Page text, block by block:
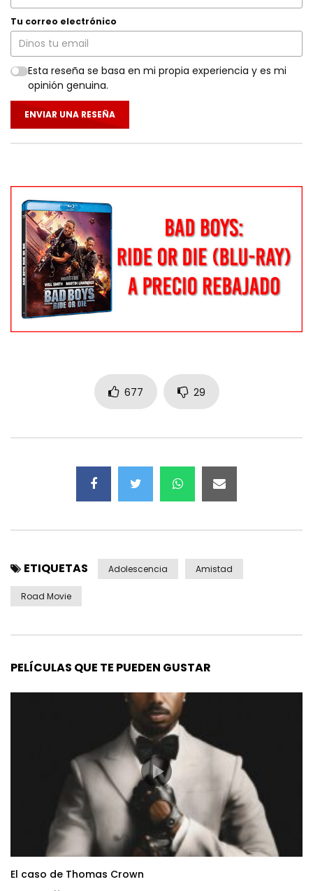
Tu correo electrónico
Esta reseña se basa en mi propia experiencia y es mi
opinión genuina.
ENVIAR UNA RESEÑA
677 29
ETIQUETAS Adolescencia Amistad
Road Movie
PELÍCULAS QUE TE PUEDEN GUSTAR
El caso de Thomas Crown